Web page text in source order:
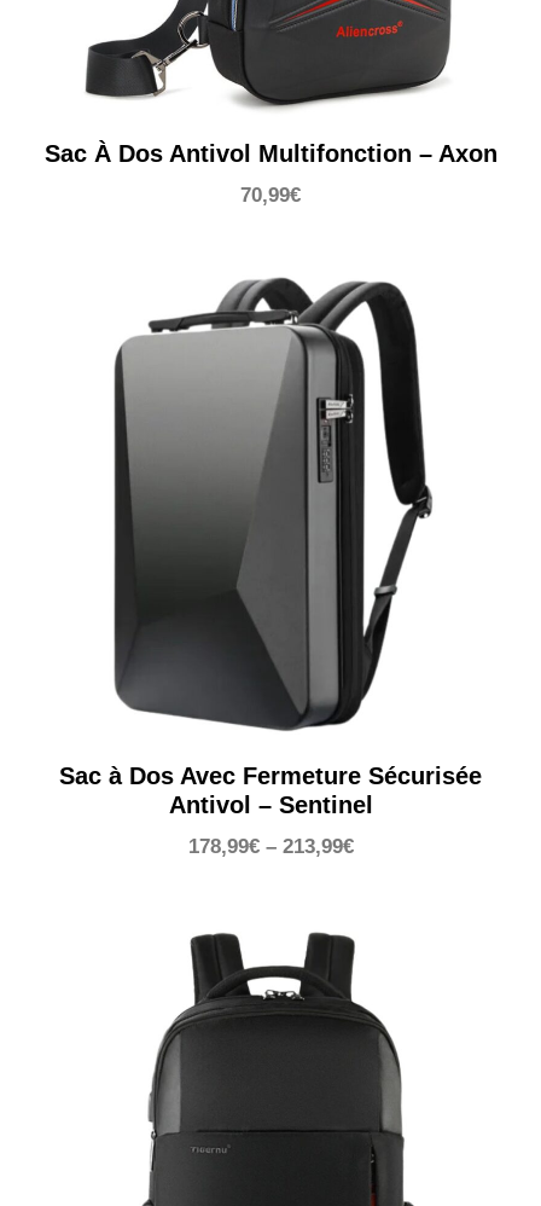
Sac À Dos Antivol Multifonction – Axon
70,99€
Sac à Dos Avec Fermeture Sécurisée
Antivol – Sentinel
178,99€– 213,99€